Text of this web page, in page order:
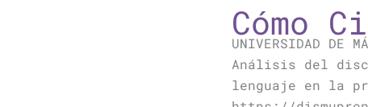
Cómo
UNIVERSIDAD DE
Análisis del
lenguaje en la